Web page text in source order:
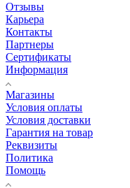
Отзывы
Карьера
Контакты
Партнеры
Сертификаты
Информация
Магазины
Условия оплаты
Условия доставки
Гарантия на товар
Реквизиты
Политика
Помощь